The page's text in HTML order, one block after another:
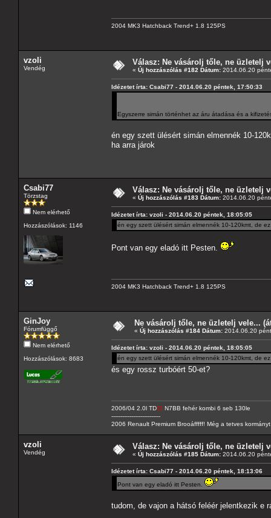
2004 MK3 Hatchback Trend+ 1.8 125PS
vzoli
Vendég
Válasz: Ne vásárolj tőle, ne üzletelj
« Új hozzászólás #182 Dátum: 2014.06.20
Idézetet írta: Csabi77 - 2014.06.20 péntek, 17:50:33
Egyszerre simán történhet az áru átadása és a
én egy szett ülésért simán elmennék 10-
ha arra járok
Csabi77
Törzstag
Nem elérhető
Hozzászólások: 1146
Válasz: Ne vásárolj tőle, ne üzletelj
« Új hozzászólás #183 Dátum: 2014.06.20
Idézetet írta: vzoli - 2014.06.20 péntek, 18:05:05
én egy szett ülésért simán elmennék 10-120kmt, de
Pont van egy eladó itt Pesten.
2004 MK3 Hatchback Trend+ 1.8 125PS
GinJoy
Fórumfüggő
Nem elérhető
Hozzászólások: 8683
Ne vásárolj tőle, ne üzletelj vele...
« Új hozzászólás #184 Dátum: 2014.06.20
Idézetet írta: vzoli - 2014.06.20 péntek, 18:05:05
én egy szett ülésért simán elmennék 10-120kmt, de
és egy rossz turbóért 50-et?
2006/04 2.0l TDCI N7BB fehér kombi 6 seb 130le
---------------------------
2006 Renault Premium Brooáfffff! Még a tetves
vzoli
Vendég
Válasz: Ne vásárolj tőle, ne üzletelj
« Új hozzászólás #185 Dátum: 2014.06.20
Idézetet írta: Csabi77 - 2014.06.20 péntek, 18:13:06
Pont van egy eladó itt Pesten.
tudom, de vajon a hátsó feléér jelentkezik e